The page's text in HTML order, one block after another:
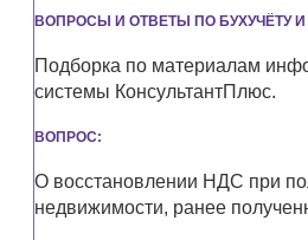
ВОПРОСЫ И ОТВЕТЫ ПО БУХУЧЁТУ
Подборка по материалам
системы КонсультантПлюс.
ВОПРОС:
О восстановлении НДС при
недвижимости, ранее